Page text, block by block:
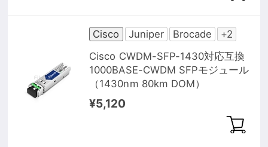
Cisco Juniper Brocade
+2
Cisco CWDM-SFP-1430対応互換
1000BASE-CWDM SFPモジュール
（1430nm 80km DOM）
¥5,120